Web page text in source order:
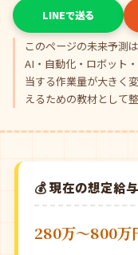
LINEで送る
このページの未来予測
AI・自動化・ロボット
当する作業量が大きく
えるための教材として
💰 現在の想定給
280万〜800万